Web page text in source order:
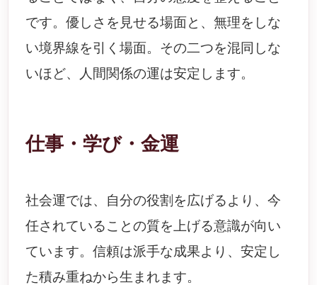
です。優しさを見せる場面と、無理をしな
い境界線を引く場面。その二つを混同しな
いほど、人間関係の運は安定します。
仕事・学び・金運
社会運では、自分の役割を広げるより、今
任されていることの質を上げる意識が向い
ています。信頼は派手な成果より、安定し
た積み重ねから生まれます。